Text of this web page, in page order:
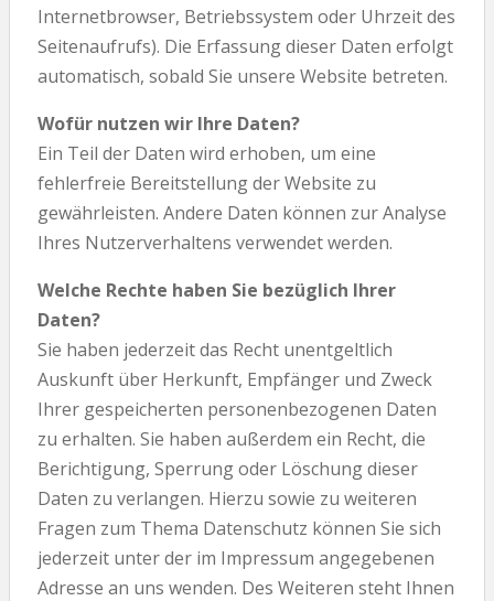
Internetbrowser, Betriebssystem oder Uhrzeit des
Seitenaufrufs). Die Erfassung dieser Daten erfolgt
automatisch, sobald Sie unsere Website betreten.
Wofür nutzen wir Ihre Daten?
Ein Teil der Daten wird erhoben, um eine
fehlerfreie Bereitstellung der Website zu
gewährleisten. Andere Daten können zur Analyse
Ihres Nutzerverhaltens verwendet werden.
Welche Rechte haben Sie bezüglich Ihrer
Daten?
Sie haben jederzeit das Recht unentgeltlich
Auskunft über Herkunft, Empfänger und Zweck
Ihrer gespeicherten personenbezogenen Daten
zu erhalten. Sie haben außerdem ein Recht, die
Berichtigung, Sperrung oder Löschung dieser
Daten zu verlangen. Hierzu sowie zu weiteren
Fragen zum Thema Datenschutz können Sie sich
jederzeit unter der im Impressum angegebenen
Adresse an uns wenden. Des Weiteren steht Ihnen